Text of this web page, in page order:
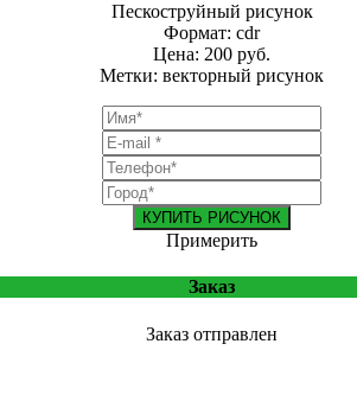
Пескоструйный рисунок
Формат: cdr
Цена: 200 руб.
Метки: векторный рисунок
КУПИТЬ РИСУНОК
Примерить
Заказ
Заказ отправлен